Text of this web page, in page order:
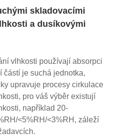
skladovacími
a dusíkovými
vlhkosti používají absorpci
částí je suchá jednotka,
upravuje procesy cirkulace
pro váš výběr existují
například 20-
<5%RH/<3%RH, záleží